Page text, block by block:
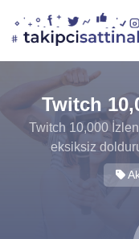
Twitch
Twitch 10,000
eksiksiz